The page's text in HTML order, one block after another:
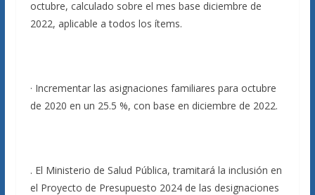
octubre, calculado sobre el mes base diciembre de
2022, aplicable a todos los ítems.
· Incrementar las asignaciones familiares para octubre
de 2020 en un 25.5 %, con base en diciembre de 2022.
. El Ministerio de Salud Pública, tramitará la inclusión en
el Proyecto de Presupuesto 2024 de las designaciones